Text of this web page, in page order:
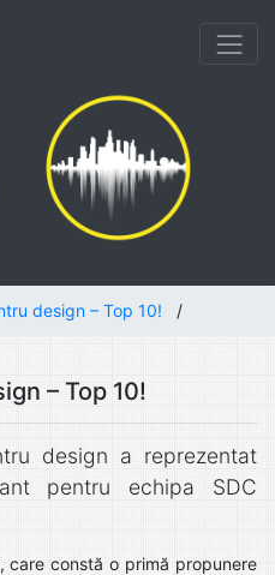
design – Top 10! /
– Top 10!
design a reprezentat
pentru echipa SDC
care constă o primă propunere